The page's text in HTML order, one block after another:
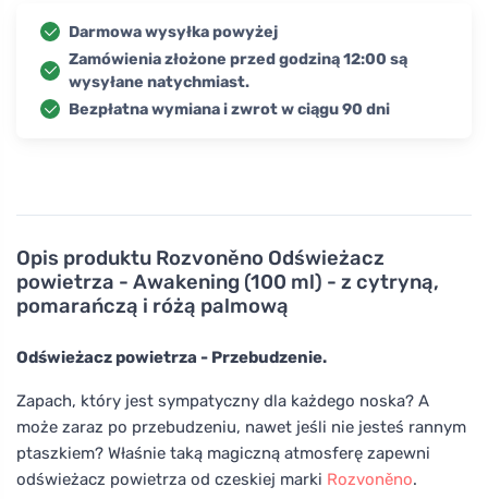
Opis produktu Rozvoněno Odświeżacz
powietrza - Awakening (100 ml) - z cytryną,
pomarańczą i różą palmową
Odświeżacz powietrza - Przebudzenie.
Zapach, który jest sympatyczny dla każdego noska? A
może zaraz po przebudzeniu, nawet jeśli nie jesteś rannym
ptaszkiem? Właśnie taką magiczną atmosferę zapewni
odświeżacz powietrza od czeskiej marki Rozvoněno.
Darmowa wysyłka powyżej
Zamówienia złożone przed godziną 12:00 są
wysyłane natychmiast.
Bezpłatna wymiana i zwrot w ciągu 90 dni